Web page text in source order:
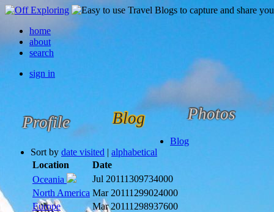
home
about
search
sign in
Profile Blog Photos
Blog
Sort by date visited | alphabetical
Location
Date
Oceania
Jul 20111309734000
North America Mar 20111299024000
Europe
Mar 20111298937600